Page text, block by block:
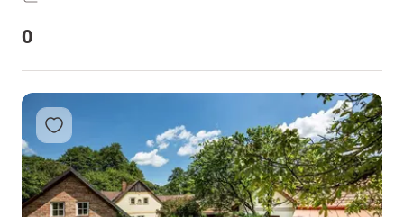
0
Přidat do oblíbených